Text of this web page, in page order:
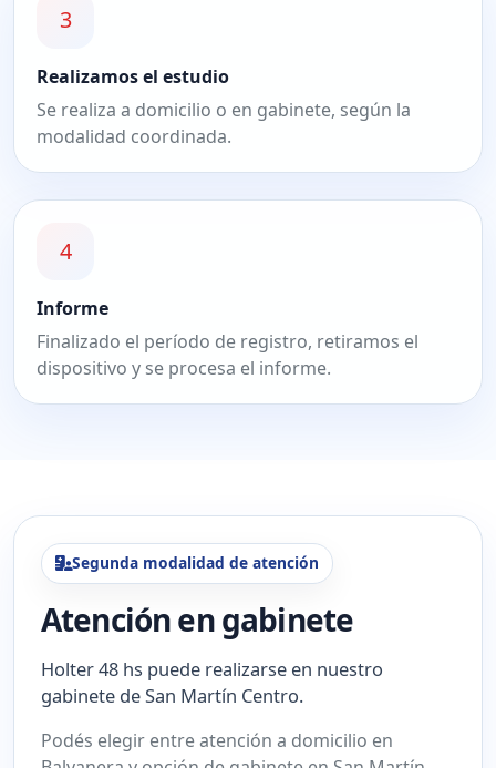
3
Realizamos el estudio
Se realiza a domicilio o en gabinete, según la
modalidad coordinada.
4
Informe
Finalizado el período de registro, retiramos el
dispositivo y se procesa el informe.
Segunda modalidad de atención
Atención en gabinete
Holter 48 hs puede realizarse en nuestro
gabinete de San Martín Centro.
Podés elegir entre atención a domicilio en